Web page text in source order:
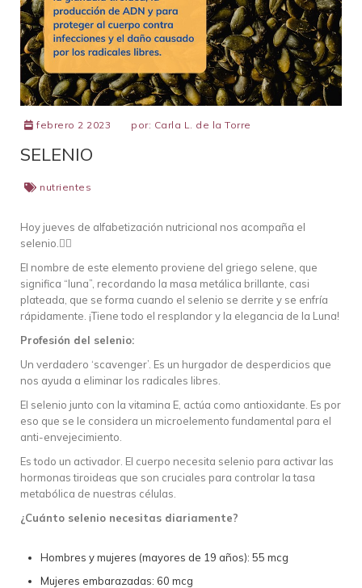
febrero 2 2023 por: Carla L. de la Torre
SELENIO
nutrientes
Hoy jueves de alfabetización nutricional nos acompaña el
selenio.👇🏽
El nombre de este elemento proviene del griego selene, que
significa “luna”, recordando la masa metálica brillante, casi
plateada, que se forma cuando el selenio se derrite y se enfría
rápidamente. ¡Tiene todo el resplandor y la elegancia de la Luna!
Profesión del selenio:
Un verdadero ‘scavenger’. Es un hurgador de desperdicios que
nos ayuda a eliminar los radicales libres.
El selenio junto con la vitamina E, actúa como antioxidante. Es por
eso que se le considera un microelemento fundamental para el
anti-envejecimiento.
Es todo un activador. El cuerpo necesita selenio para activar las
hormonas tiroideas que son cruciales para controlar la tasa
metabólica de nuestras células.
¿Cuánto selenio necesitas diariamente?
Hombres y mujeres (mayores de 19 años): 55 mcg
Mujeres embarazadas: 60 mcg